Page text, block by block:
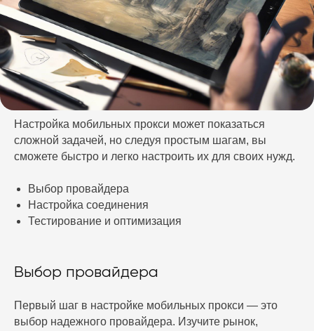
Настройка мобильных прокси может показаться
сложной задачей, но следуя простым шагам, вы
сможете быстро и легко настроить их для своих нужд.
Выбор провайдера
Настройка соединения
Тестирование и оптимизация
Выбор провайдера
Первый шаг в настройке мобильных прокси — это
выбор надежного провайдера. Изучите рынок,